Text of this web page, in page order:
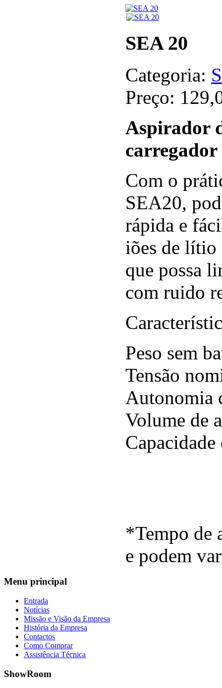
SEA 20
Categoria:
Preço:
Aspirador
carregador
Com o
SEA20,
rápida e
iões de lítio
que possa
com ruido
Peso sem
Tensão
Autonomia
Volume de
*Tempo de
e podem
Menu principal
Entrada
Notícias
Missão e Visão da Empresa
História da Empresa
Contactos
Como Comprar
Assistência Técnica
ShowRoom